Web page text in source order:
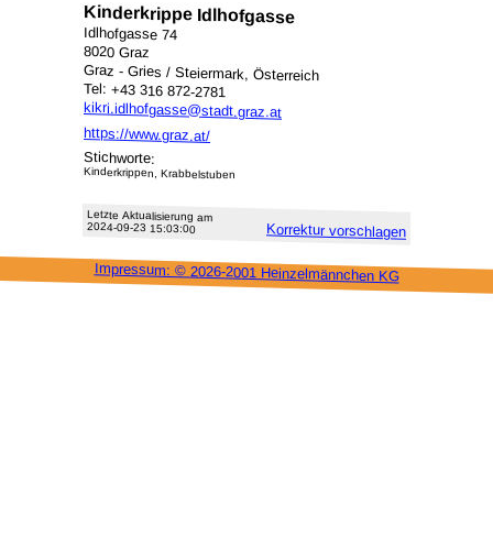
Kinderkrippe Idlhofgasse
Idlhofgasse 74
8020 Graz
Graz - Gries / Steiermark, Österreich
Tel: +43 316 872-2781
kikri.idlhofgasse@stadt.graz.at
https://www.graz.at/
Stichworte:
Kinderkrippen, Krabbelstuben
Letzte Aktu­alisie­rung am
2024-09-23 15:03:00 Korrektur vor­schlagen
Impressum: © 2026-2001 Heinzel­männchen KG